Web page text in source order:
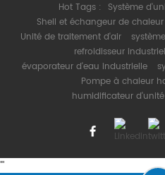
Hot Tags :
Système
Shell et échangeur de
Unité de traitement d'air
refroidisseur
évaporateur d'eau industrielle
Pompe à chaleur
humidificateur
""